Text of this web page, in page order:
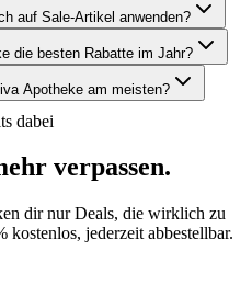
auf Sale-Artikel anwenden?
die besten Rabatte im Jahr?
Apotheke am meisten?
dabei
verpassen.
dir nur Deals, die wirklich zu
jederzeit abbestellbar.